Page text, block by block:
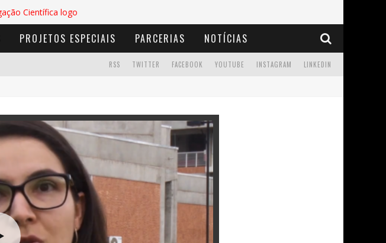
PROJETOS ESPECIAIS PARCERIAS NOTÍCIAS
LINKEDIN
INSTAGRAM
YOUTUBE
FACEBOOK
TWITTER
RSS